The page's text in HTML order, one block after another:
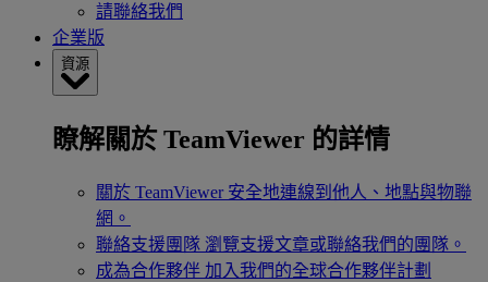
請聯絡我們
企業版
資源
瞭解關於 TeamViewer 的詳情
關於 TeamViewer 安全地連線到他人、地點與物聯
網。
聯絡支援團隊 瀏覽支援文章或聯絡我們的團隊。
成為合作夥伴 加入我們的全球合作夥伴計劃